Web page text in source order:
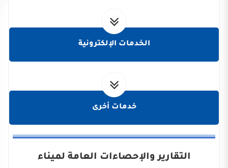
الخدمات الإلكترونية
خدمات أخرى
التقارير والإحصاءات العامة لميناء